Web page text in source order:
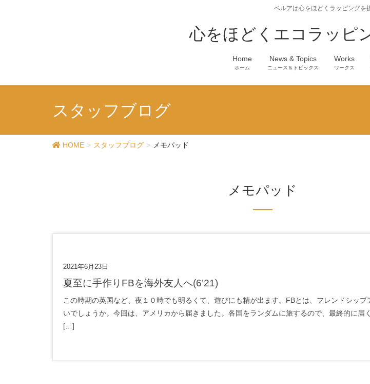
ベルアは心をほどくラッピングを
心をほどくエコラッピ
Home
ホーム
News & Topics
ニュース＆トピックス
Works
ワークス
スタッフブログ
HOME スタッフブログ メモパッド
メモパッド
2021年6月23日
夏至に手作りFBを海外友人へ(6’21)
この時期の英国など、夜１０時でも明るくて、遊びにも精が出ます。FBとは、フレンドシップ
いでしょうか。今回は、アメリカから届きました。各国をランダムに旅するので、最終的に届
[…]